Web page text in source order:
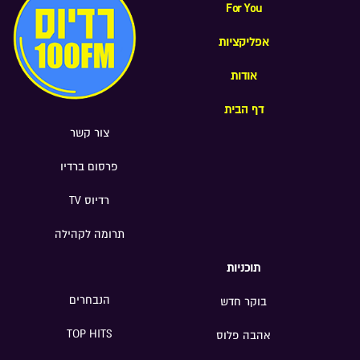
מלאכותית במכללה האקדמית תל
אביב-יפו; נתן כהן, מוסיקאי ויוצר; משה
בר-חיים מנכ"ל האגודה למלחמה בסרטן;
אפרת שטינלאוף, המנהלת האמנותית של
תיאטרון "נא לגעת"; ד"ר ענת הוכברג
מרום, ייעוץ גיאו-אסטרטגי וניהול סיכונים
For You
אפליקציות
אודות
דף הבית
צור קשר
פרסום ברדיו
רדיוס TV
תרומה לקהילה
תוכניות
בוקר חדש
אהבה פלוס
הנבחרים
TOP HITS